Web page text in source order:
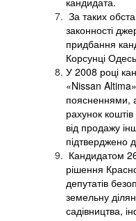
За таких
законності
придбання
Корсунці
У 2008 році
«Nissan Altima»
поясненнями,
рахунок
від продажу
підтверджено
Кандидатом
рішення
депутатів
земельну
садівництва,